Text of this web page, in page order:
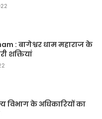
: बागेश्वर धाम महाराज के
शक्तियां
विभाग के अधिकारियों का